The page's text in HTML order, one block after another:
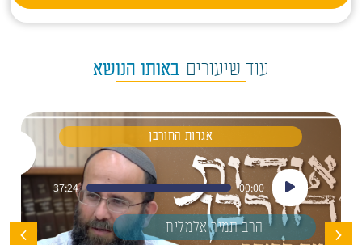
עוד שיעורים באותו הנושא
אגדות החורבן
נגן
אודיו
00:00
37:24
הרב תמיר אלמליח